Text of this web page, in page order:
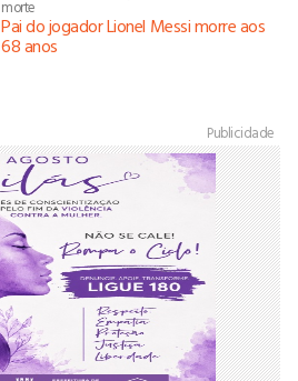
morte
Pai do jogador Lionel Messi morre aos
68 anos
Publicidade